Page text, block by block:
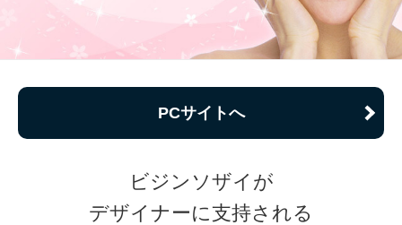
PCサイトへ
ビジンソザイが
デザイナーに支持される